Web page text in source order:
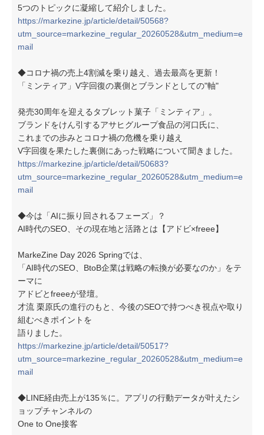
5つのトピックに凝縮して紹介しました。
https://markezine.jp/article/detail/50568?
utm_source=markezine_regular_20260528&utm_medium=e
mail
◆コロナ禍の売上4割減を乗り越え、過去最高を更新！
「ミンティア」V字回復の裏側とブランドとしての"軸"
発売30周年を迎えるタブレット菓子「ミンティア」。
ブランドをけん引するアサヒグループ食品の河口氏に、
これまでの歩みとコロナ禍の危機を乗り越え
V字回復を果たした裏側にあった戦略について聞きました。
https://markezine.jp/article/detail/50683?
utm_source=markezine_regular_20260528&utm_medium=e
mail
◆今は「AIに振り回されるフェーズ」？
AI時代のSEO、その現在地と活路とは【アドビ×freee】
MarkeZine Day 2026 Springでは、
「AI時代のSEO、BtoB企業は戦略の転換が必要なのか」をテ
ーマに
アドビとfreeeが登壇。
才流 栗原氏の進行のもと、今後のSEOで持つべき視点や取り
組むべきポイントを
語りました。
https://markezine.jp/article/detail/50517?
utm_source=markezine_regular_20260528&utm_medium=e
mail
◆LINE経由売上が135％に。アプリの行動データが叶えたシ
ョップチャンネルの
One to One接客